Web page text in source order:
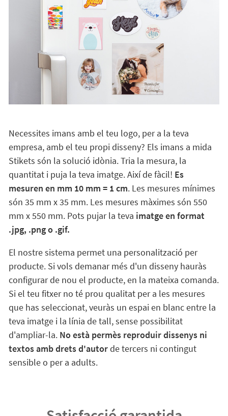
Necessites imans amb el teu logo, per a la teva
empresa, amb el teu propi disseny? Els imans a mida
Stikets són la solució idònia. Tria la mesura, la
quantitat i puja la teva imatge. Així de fàcil! Es
mesuren en mm 10 mm = 1 cm. Les mesures mínimes
són 35 mm x 35 mm. Les mesures màximes són 550
mm x 550 mm. Pots pujar la teva imatge en format
.jpg, .png o .gif.
El nostre sistema permet una personalització per
producte. Si vols demanar més d'un disseny hauràs
configurar de nou el producte, en la mateixa comanda.
Si el teu fitxer no té prou qualitat per a les mesures
que has seleccionat, veuràs un espai en blanc entre la
teva imatge i la línia de tall, sense possibilitat
d'ampliar-la. No està permès reproduir dissenys ni
textos amb drets d'autorde tercers ni contingut
sensible o per a adults.